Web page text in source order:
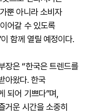
뿐 아니라 소비자
어갈 수 있도록
함께 열릴 예정이다.
장은 “한국은 트렌드를
아왔다. 한국
되어 기쁘다”며,
거운 시간을 소중히